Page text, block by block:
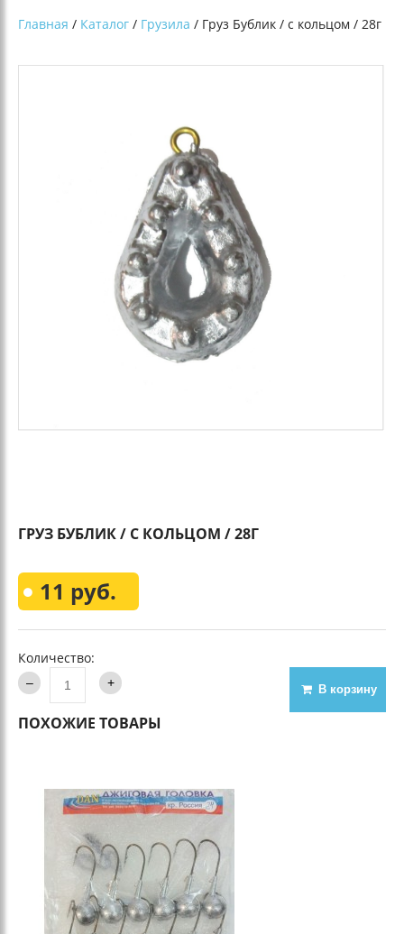
Главная / Каталог / Грузила / Груз Бублик / с кольцом / 28г
ГРУЗ БУБЛИК / С КОЛЬЦОМ / 28Г
11 руб.
Количество:
В корзину
ПОХОЖИЕ ТОВАРЫ